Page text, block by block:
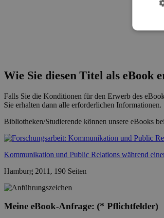
Wie Sie diesen Titel als eBook
Falls Sie die Konditionen für den Erwerb des
Sie erhalten dann alle erforderlichen Informationen.
Bibliotheken/Studierende können unsere eBooks bei
Kommunikation und Public Relations während
Hamburg 2011, 190 Seiten
Meine eBook-Anfrage: (* Pflichtfelder)